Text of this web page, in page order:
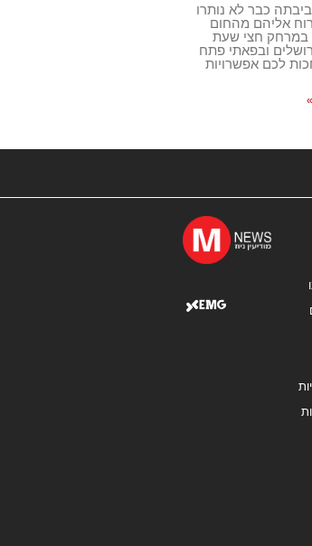
כבר לא נותרו
אליהם מהחום
במרחק חצי שעת
ובפאתי פתח
לכם אפשרויות